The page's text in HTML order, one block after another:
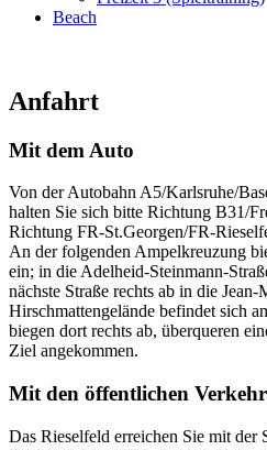
Beach
Anfahrt
Mit dem Auto
Von der Autobahn A5/Karlsruhe/
halten Sie sich bitte Richtung B31/
Richtung FR-St.Georgen/FR-
An der folgenden Ampelkreuzung
ein; in die Adelheid-Steinmann-
nächste Straße rechts ab in die
Hirschmattengelände befindet sich
biegen dort rechts ab, überqueren
Ziel angekommen.
Mit den öffentlichen
Das Rieselfeld erreichen Sie mit der